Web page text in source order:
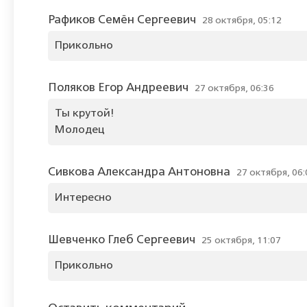
Рафиков Семён Сергеевич 28 октября, 05:12
Прикольно
Поляков Егор Андреевич 27 октября, 06:36
Ты крутой!
Молодец
Сивкова Александра Антоновна 27 октября,
Интересно
Шевченко Глеб Сергеевич 25 октября, 11:07
Прикольно